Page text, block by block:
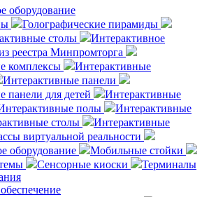
оборудование
Голографические пирамиды
столы
Интерактивное
реестра Минпромторга
комплексы
Интерактивные
Интерактивные панели
панели для детей
Интерактивные
полы
Интерактивные
столы
Интерактивные
виртуальной реальности
оборудование
Мобильные стойки
Сенсорные киоски
Терминалы